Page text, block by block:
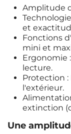
Amplitude
et
Fonctions
mini et
Ergonomie
lecture.
Protection
l'extérieur.
extinction
Une